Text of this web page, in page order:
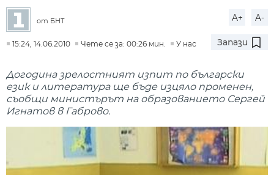
от БНТ A+ A-
15:24, 14.06.2010 Чете се за: 00:26 мин. У нас Запази
Догодина зрелостният изпит по български
език и литература ще бъде изцяло променен,
съобщи министърът на образованието Сергей
Игнатов в Габрово.